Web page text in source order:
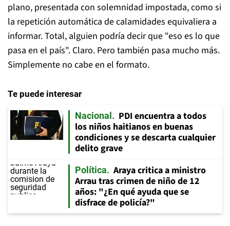
plano, presentada con solemnidad impostada, como si
la repetición automática de calamidades equivaliera a
informar. Total, alguien podría decir que "eso es lo que
pasa en el país". Claro. Pero también pasa mucho más.
Simplemente no cabe en el formato.
Te puede interesar
Nacional
PDI encuentra a todos
los niños haitianos en buenas
condiciones y se descarta cualquier
delito grave
Política
Araya critica a ministro
Arrau tras crimen de niño de 12
años: "¿En qué ayuda que se
disfrace de policía?"